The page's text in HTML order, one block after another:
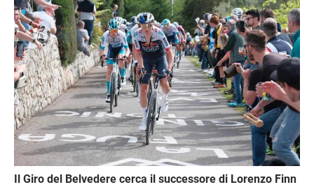
Il Giro del Belvedere cerca il successore di Lorenzo Finn